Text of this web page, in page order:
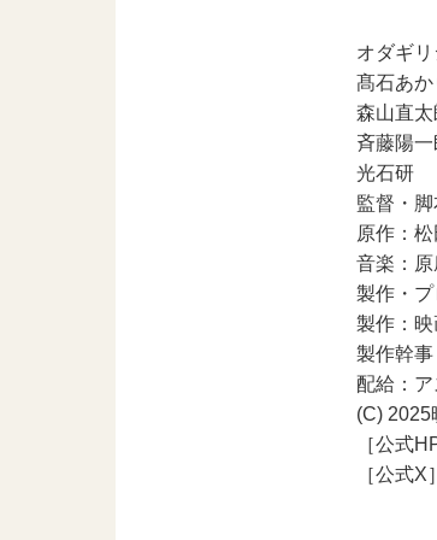
オダギ
髙⽯あ
森⼭直太
⻫藤陽
光⽯研
監督・
原作：
⾳楽：
製作・
製作：
製作幹
配給：
(C) 2025
［公式
［公式